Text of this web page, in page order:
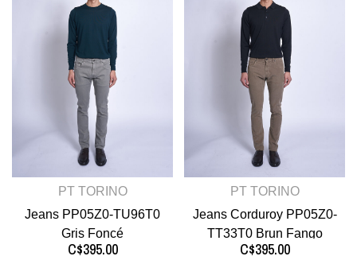
PT TORINO
Jeans PP05Z0-TU96T0
Gris Foncé
C$395.00
PT TORINO
Jeans Corduroy PP05Z0-
TT33T0 Brun Fango
C$395.00